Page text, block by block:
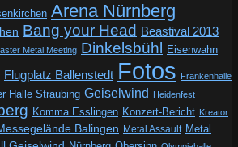
Arena Nürnberg
Bang your Head Beastival 2013
Metal Meeting Dinkelsbühl Eisenwahn
Flugplatz Ballenstedt Fotos Frankenhalle
Halle Straubing Geiselwind Heidenfest
Komma Esslingen Konzert-Bericht Kreator
Balingen Metal Assault Metal